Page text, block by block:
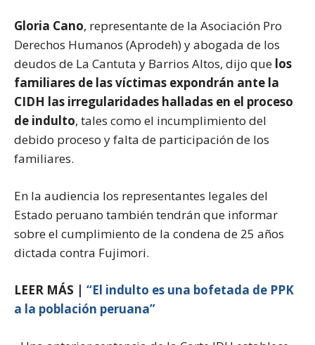
Gloria Cano, representante de la Asociación Pro
Derechos Humanos (Aprodeh) y abogada de los
deudos de La Cantuta y Barrios Altos, dijo que los
familiares de las víctimas expondrán ante la
CIDH las irregularidades halladas en el proceso
de indulto, tales como el incumplimiento del
debido proceso y falta de participación de los
familiares.
En la audiencia los representantes legales del
Estado peruano también tendrán que informar
sobre el cumplimiento de la condena de 25 años
dictada contra Fujimori.
LEER MÁS | “El indulto es una bofetada de PPK
a la población peruana”